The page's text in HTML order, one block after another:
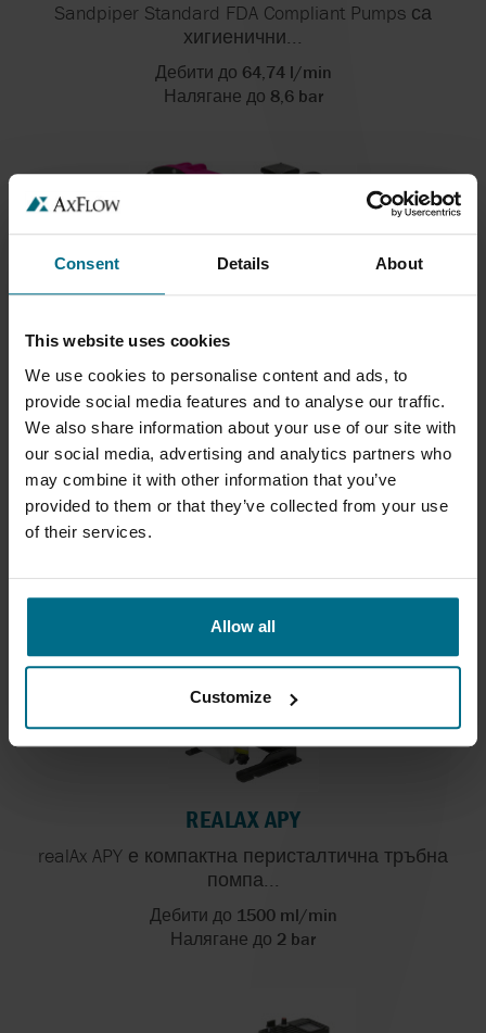
Consent Details About
This website uses cookies
We use cookies to personalise content and ads, to
provide social media features and to analyse our traffic.
We also share information about your use of our site with
our social media, advertising and analytics partners who
may combine it with other information that you’ve
provided to them or that they’ve collected from your use
of their services.
Allow all
Customize
Sandpiper Standard FDA Compliant Pumps са
хигиенични...
Дебити до 64,74 l/min
Налягане до 8,6 bar
REALAX RP
realAx RP е тежкотоварна перисталтична
маркучова...
Налягане до 15 bar
REALAX APY
realAx APY е компактна перисталтична тръбна
помпа...
Дебити до 1500 ml/min
Налягане до 2 bar